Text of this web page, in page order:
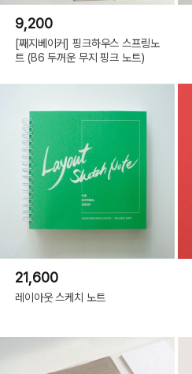
9,200
[째지베이커] 핑크하우스 스프링노
트 (B6 두꺼운 무지 핑크 노트)
21,600
레이아웃 스케치 노트